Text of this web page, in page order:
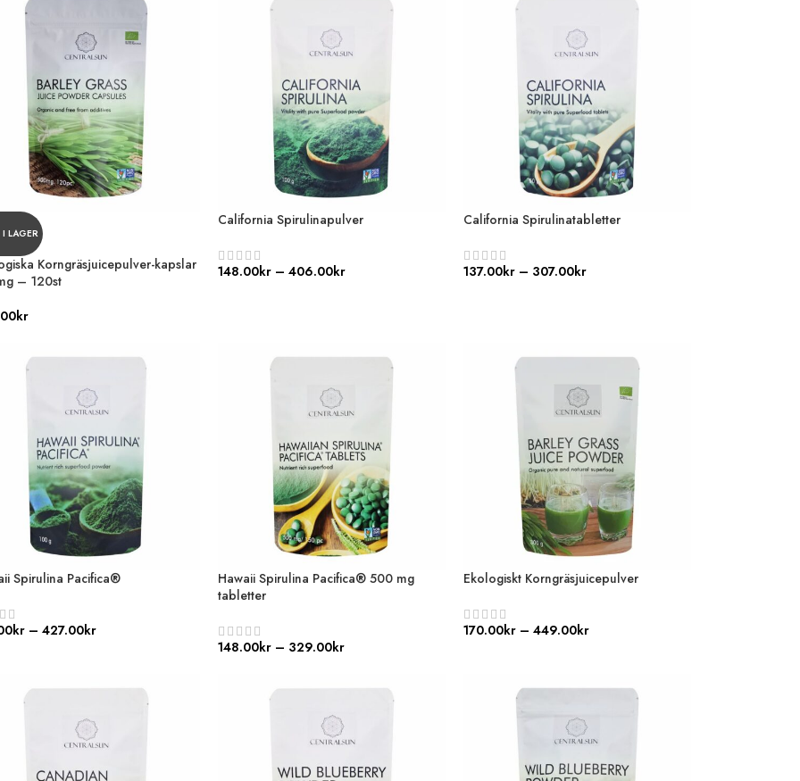
I LAGER
Korngräsjuicepulver-kapslar
– 120st
kr
California Spirulinapulver
148.00kr – 406.00kr
California Spirulinatabletter
137.00kr – 307.00kr
Spirulina Pacifica®
kr – 427.00kr
Hawaii Spirulina Pacifica® 500 mg
tabletter
148.00kr – 329.00kr
Ekologiskt Korngräsjuicepulver
170.00kr – 449.00kr